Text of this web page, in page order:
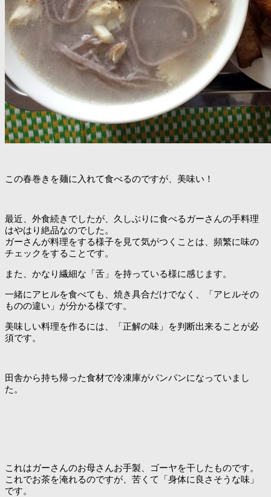
この春巻きを麺に入れて食べるのですが、美味い！
最近、外食続きでしたが、久しぶりに食べるガーさんの手料理
はやはり絶品なのでした。
ガーさんが料理をする様子を見て気がつくことは、頻繁に味の
チェックをすることです。
また、かなり繊細な「舌」を持っている様に感じます。
一緒にアヒルを食べても、焼き具合だけでなく、「アヒルその
ものの違い」が分かる様です。
美味しい料理を作るには、「正解の味」を判断出来ることが必
須です。
田舎から持ち帰った食材で冷凍庫がパンパンになっていまし
た。
これはガーさんのお母さんお手製、ゴーヤを干したものです。
これでお茶を淹れるのですが、苦くて「身体に良さそうな味」
です。